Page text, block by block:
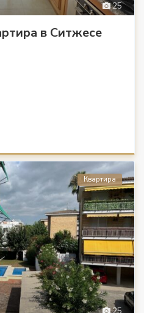
25
в Ситжесе
Квартира